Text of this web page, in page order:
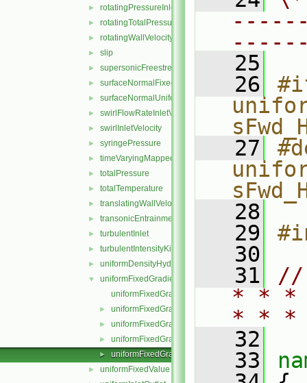
► rotatingPressureInletOutletVelocity
► rotatingTotalPressure
► rotatingWallVelocity
► slip
► supersonicFreestream
► surfaceNormalFixedValue
► surfaceNormalUniformFixedValue
► swirlFlowRateInletVelocity
► swirlInletVelocity
► syringePressure
► timeVaryingMappedFixedValue
► totalPressure
► totalTemperature
► translatingWallVelocity
► transonicEntrainmentPressure
► turbulentInlet
► turbulentIntensityKineticEnergyInlet
► uniformDensityHydrostaticPressure
▼
uniformFixedGradient
uniformFixedGradientFvPatchField.C
► uniformFixedGradientFvPatchField.H
► uniformFixedGradientFvPatchFields.C
► uniformFixedGradientFvPatchFields.H
► uniformFixedGradientFvPatchFieldsFwd.H
► uniformFixedValue
   25
   26
   27
   28
   29
   30
   31
//
* * *
* *
   32
   33